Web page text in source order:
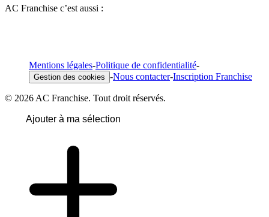
AC Franchise c’est aussi :
Mentions légales-Politique de confidentialité-
Gestion des cookies -Nous contacter-Inscription Franchise
© 2026 AC Franchise. Tout droit réservés.
Ajouter à ma sélection